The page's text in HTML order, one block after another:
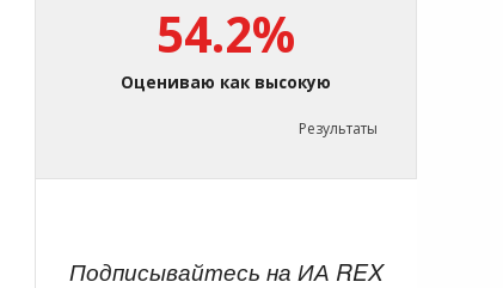
54.2%
Оцениваю как высокую
Результаты
Подписывайтесь на ИА REX